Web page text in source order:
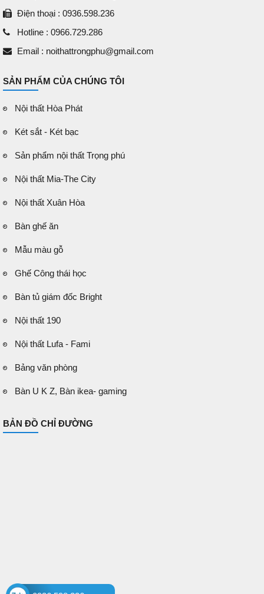
Điện thoại : 0936.598.236
Hotline : 0966.729.286
Email : noithattrongphu@gmail.com
SẢN PHẨM CỦA CHÚNG TÔI
Nội thất Hòa Phát
Két sắt - Két bạc
Sản phẩm nội thất Trọng phú
Nội thất Mia-The City
Nội thất Xuân Hòa
Bàn ghế ăn
Mẫu màu gỗ
Ghế Công thái học
Bàn tủ giám đốc Bright
Nội thất 190
Nội thất Lufa - Fami
Bảng văn phòng
Bàn U K Z, Bàn ikea- gaming
BẢN ĐỒ CHỈ ĐƯỜNG